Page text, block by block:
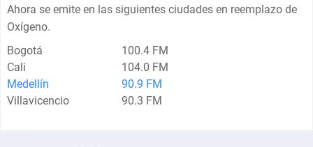
Ahora se emite en las siguientes ciudades en reemplazo de
Oxígeno.
Bogotá
100.4 FM
Cali
104.0 FM
Medellín
90.9 FM
Villavicencio
90.3 FM